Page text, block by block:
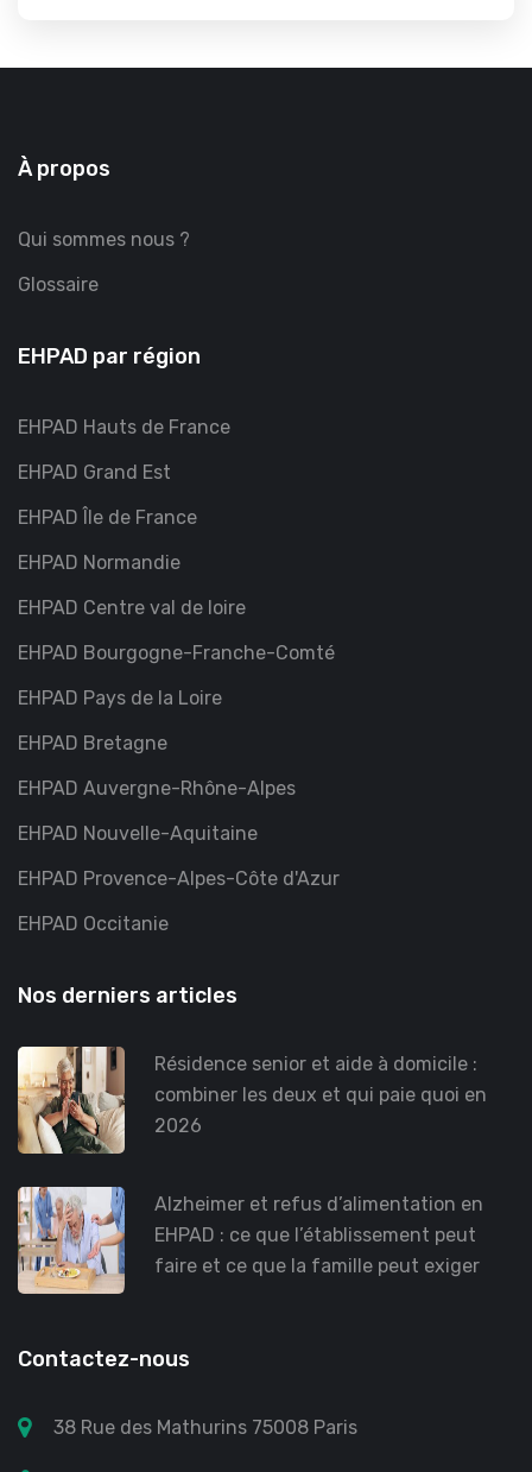
À propos
Qui sommes nous ?
Glossaire
EHPAD par région
EHPAD Hauts de France
EHPAD Grand Est
EHPAD Île de France
EHPAD Normandie
EHPAD Centre val de loire
EHPAD Bourgogne-Franche-Comté
EHPAD Pays de la Loire
EHPAD Bretagne
EHPAD Auvergne-Rhône-Alpes
EHPAD Nouvelle-Aquitaine
EHPAD Provence-Alpes-Côte d'Azur
EHPAD Occitanie
Nos derniers articles
Résidence senior et aide à domicile :
combiner les deux et qui paie quoi en
2026
Alzheimer et refus d’alimentation en
EHPAD : ce que l’établissement peut
faire et ce que la famille peut exiger
Contactez-nous
38 Rue des Mathurins 75008 Paris